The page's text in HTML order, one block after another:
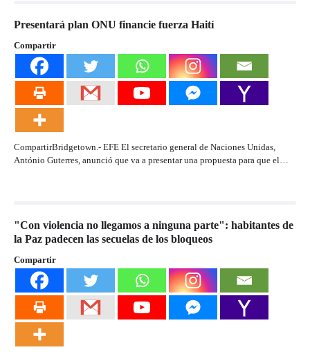
Presentará plan ONU financie fuerza Haití
Compartir
CompartirBridgetown.- EFE El secretario general de Naciones Unidas,
António Guterres, anunció que va a presentar una propuesta para que el…
"Con violencia no llegamos a ninguna parte": habitantes de
la Paz padecen las secuelas de los bloqueos
Compartir